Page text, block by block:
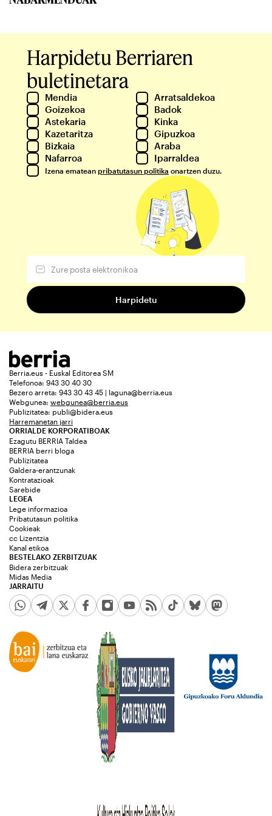
Harpidetu Berriaren
buletinetara
Mendia
Arratsaldekoa
Goizekoa
Badok
Astekaria
Kinka
Kazetaritza
Gipuzkoa
Bizkaia
Araba
Nafarroa
Iparraldea
Izena ematean pribatutasun politika onartzen duzu.
Berria.eus - Euskal Editorea SM
Telefonoa: 943 30 40 30
Bezero arreta: 943 30 43 45 | laguna@berria.eus
Webgunea: webgunea@berria.eus
Publizitatea: publi@bidera.eus
Harremanetan jarri
ORRIALDE KORPORATIBOAK
Ezagutu BERRIA Taldea
BERRIA berri bloga
Publizitatea
Galdera-erantzunak
Kontratazioak
Sarebide
JARRAITU
LEGEA
Lege informazioa
Pribatutasun politika
Cookieak
cc Lizentzia
Kanal etikoa
BESTELAKO ZERBITZUAK
Bidera zerbitzuak
Midas Media